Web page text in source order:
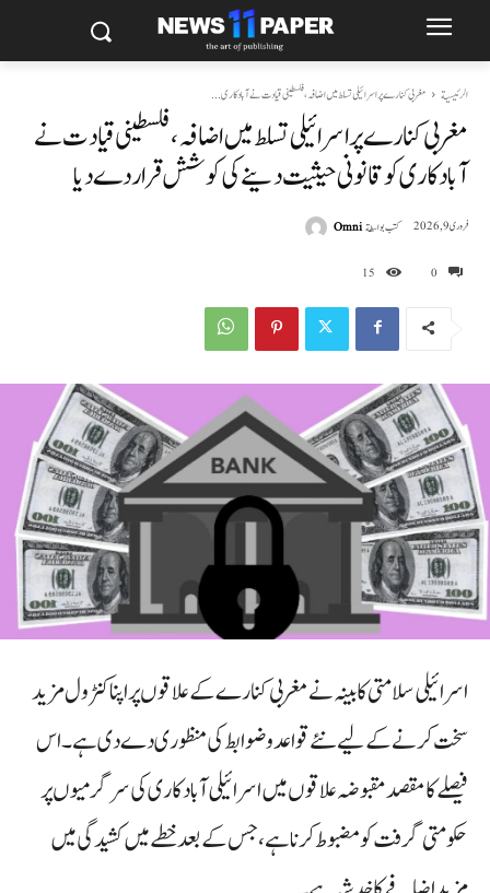
الرئيسية مغربی کنارے پر اسرائیلی تسلط میں اضافہ، فلسطینی قیادت نے آباد کاری...
مغربی کنارے پر اسرائیلی تسلط میں اضافہ، فلسطینی قیادت نے
آباد کاری کو قانونی حیثیت دینے کی کوشش قرار دے دیا
0
15
فروری 9, 2026 كتب بواسطةOmni
اسرائیلی سلامتی کابینہ نے مغربی کنارے کے علاقوں پر اپنا کنٹرول مزید
سخت کرنے کے لیے نئے قواعد و ضوابط کی منظوری دے دی ہے۔ اس
فیصلے کا مقصد مقبوضہ علاقوں میں اسرائیلی آباد کاری کی سرگرمیوں پر
حکومتی گرفت کو مضبوط کرنا ہے، جس کے بعد خطے میں کشیدگی میں